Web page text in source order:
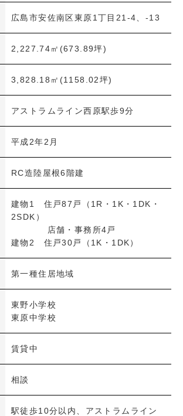
〜
4K～4LDK+S
6K以上
アストラムライン
小学校
索 内容をクリア
広島市安佐南区東原1丁目21-4、-13
2,227.74㎡(673.89坪)
3,828.18㎡(1158.02坪)
アストラムライン西原駅歩9分
平成2年2月
RC造陸屋根6階建
建物1 住戸87戸（1R・1K・1DK・
2SDK）
店舗・事務所4戸
建物2 住戸30戸（1K・1DK）
第一種住居地域
東野小学校
東原中学校
賃貸中
相談
駅徒歩10分以内、アストラムライン